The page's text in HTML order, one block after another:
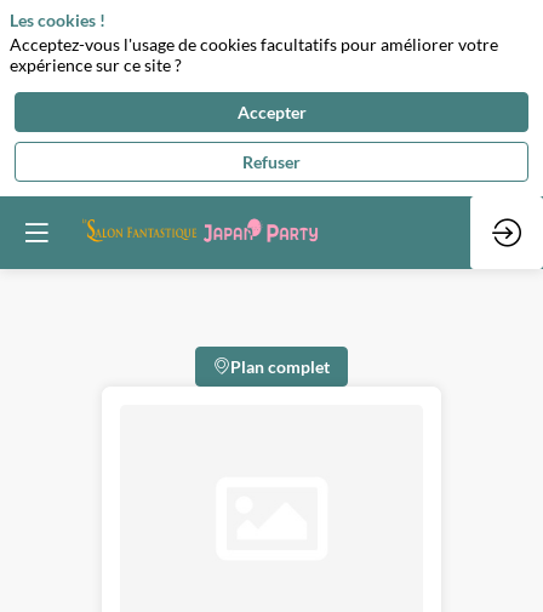
Plan complet
Les cookies !
Acceptez-vous l'usage de cookies facultatifs pour améliorer votre
expérience sur ce site ?
Accepter
Refuser